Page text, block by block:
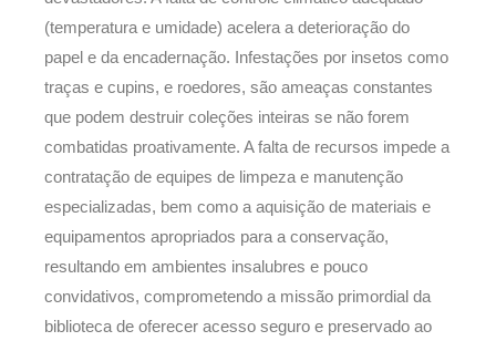
(temperatura e umidade) acelera a deterioração do
papel e da encadernação. Infestações por insetos como
traças e cupins, e roedores, são ameaças constantes
que podem destruir coleções inteiras se não forem
combatidas proativamente. A falta de recursos impede a
contratação de equipes de limpeza e manutenção
especializadas, bem como a aquisição de materiais e
equipamentos apropriados para a conservação,
resultando em ambientes insalubres e pouco
convidativos, comprometendo a missão primordial da
biblioteca de oferecer acesso seguro e preservado ao